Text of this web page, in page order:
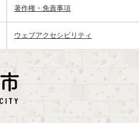
著作権・免責事項
ウェブアクセシビリティ